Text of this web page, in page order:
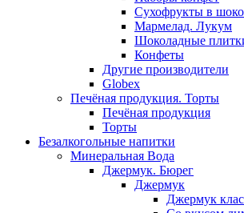
Сухофрукты в
Мармелад. Лукум
Шоколадные
Конфеты
Другие производители
Globex
Печёная продукция. Торты
Печёная продукция
Торты
Безалкогольные напитки
Минеральная Вода
Джермук. Бюрег
Джермук
Джермук